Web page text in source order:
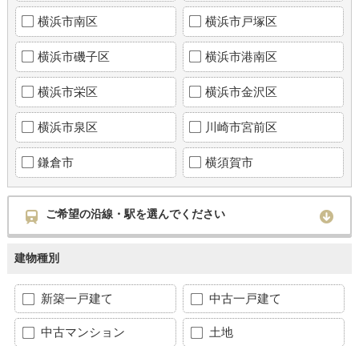
横浜市南区 横浜市戸塚区
横浜市磯子区 横浜市港南区
横浜市栄区 横浜市金沢区
横浜市泉区 川崎市宮前区
鎌倉市 横須賀市
ご希望の沿線・駅を選んでください
建物種別
新築一戸建て 中古一戸建て
中古マンション 土地